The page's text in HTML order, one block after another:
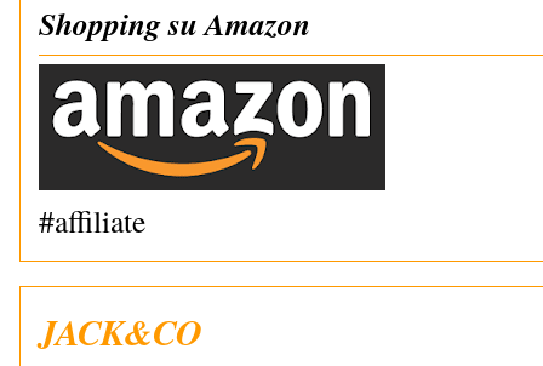
Shopping su Amazon
#affiliate
JACK&CO